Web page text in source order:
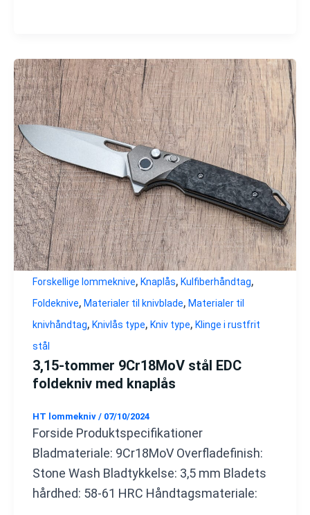
Forskellige lommeknive, Knaplås, Kulfiberhåndtag,
Foldeknive, Materialer til knivblade, Materialer til
knivhåndtag, Knivlås type, Kniv type, Klinge i rustfrit
stål
3,15-tommer 9Cr18MoV stål EDC
foldekniv med knaplås
HT lommekniv / 07/10/2024
Forside Produktspecifikationer
Bladmateriale: 9Cr18MoV Overfladefinish:
Stone Wash Bladtykkelse: 3,5 mm Bladets
hårdhed: 58-61 HRC Håndtagsmateriale: